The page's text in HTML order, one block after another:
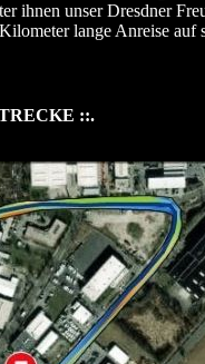
ihnen unser Dresdner
lange Anreise auf
::.